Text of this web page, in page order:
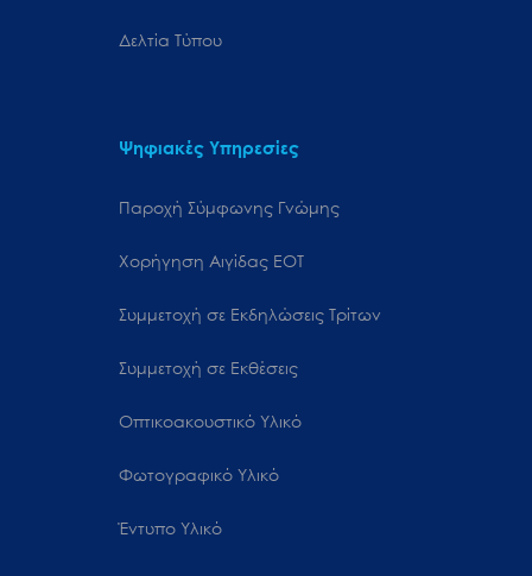
Δελτία Τύπου
Ψηφιακές Υπηρεσίες
Παροχή Σύμφωνης Γνώμης
Χορήγηση Αιγίδας ΕΟΤ
Συμμετοχή σε Εκδηλώσεις Τρίτων
Συμμετοχή σε Εκθέσεις
Οπτικοακουστικό Υλικό
Φωτογραφικό Υλικό
Έντυπο Υλικό